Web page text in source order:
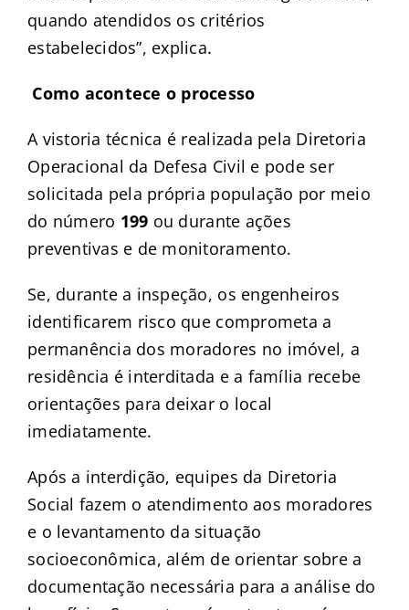
quando atendidos os critérios
estabelecidos”, explica.
Como acontece o processo
A vistoria técnica é realizada pela Diretoria
Operacional da Defesa Civil e pode ser
solicitada pela própria população por meio
do número 199 ou durante ações
preventivas e de monitoramento.
Se, durante a inspeção, os engenheiros
identificarem risco que comprometa a
permanência dos moradores no imóvel, a
residência é interditada e a família recebe
orientações para deixar o local
imediatamente.
Após a interdição, equipes da Diretoria
Social fazem o atendimento aos moradores
e o levantamento da situação
socioeconômica, além de orientar sobre a
documentação necessária para a análise do